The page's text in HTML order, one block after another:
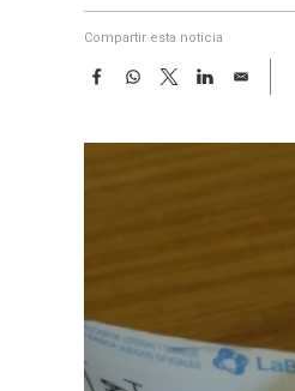
Compartir esta noticia
F
e
W
t
T
w
t
L
k
E
i